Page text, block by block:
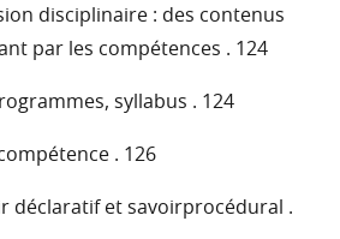
disciplinaire : des contenus
par les compétences . 124
syllabus . 124
. 126
déclaratif et savoirprocédural .